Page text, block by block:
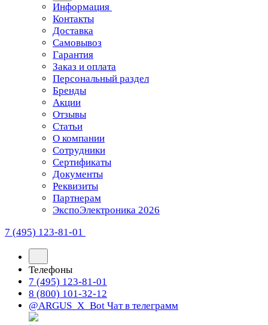
Информация
Контакты
Доставка
Самовывоз
Гарантия
Заказ и оплата
Персональный раздел
Бренды
Акции
Отзывы
Статьи
О компании
Сотрудники
Сертификаты
Документы
Реквизиты
Партнерам
ЭкспоЭлектроника 2026
7 (495) 123-81-01
Телефоны
7 (495) 123-81-01
8 (800) 101-32-12
@ARGUS_X_Bot Чат в телеграмм